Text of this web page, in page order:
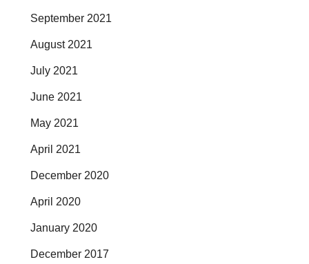
September 2021
August 2021
July 2021
June 2021
May 2021
April 2021
December 2020
April 2020
January 2020
December 2017